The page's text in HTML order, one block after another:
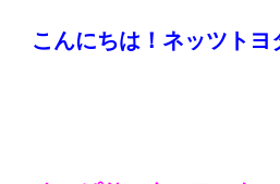
こんにちは！ネッツトヨ